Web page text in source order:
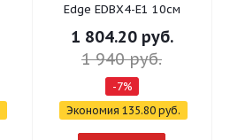
Edge EDBX4-E1 10см
1 804.20руб.
1 940руб.
-7%
Экономия 135.80руб.